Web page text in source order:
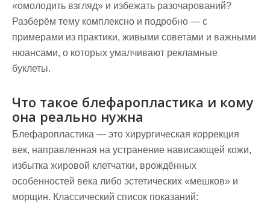
«омолодить взгляд» и избежать разочарований?
Разберём тему комплексно и подробно — с
примерами из практики, живыми советами и важными
нюансами, о которых умалчивают рекламные
буклеты.
Что такое блефаропластика и кому
она реально нужна
Блефаропластика — это хирургическая коррекция
век, направленная на устранение нависающей кожи,
избытка жировой клетчатки, врождённых
особенностей века либо эстетических «мешков» и
морщин. Классический список показаний: